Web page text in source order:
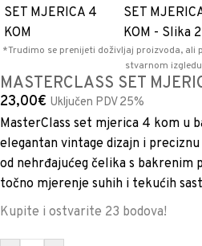
*Trudimo se prenijeti doživljaj proizvoda, ali
stvarnom
MASTERCLASS SET
23,00€ Uključen PDV 25%
MasterClass set mjerica 4 kom u
elegantan vintage dizajn i
od nehrđajućeg čelika s bakrenim
točno mjerenje suhih i tekućih
Kupite i ostvarite 23 bodova!